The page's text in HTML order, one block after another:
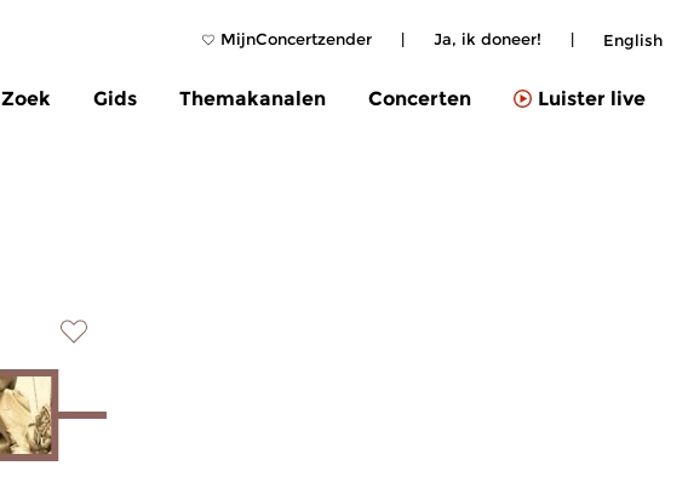
MijnConcertzender | Ja, ik doneer! | English
Zoek Gids Themakanalen Concerten Luister live